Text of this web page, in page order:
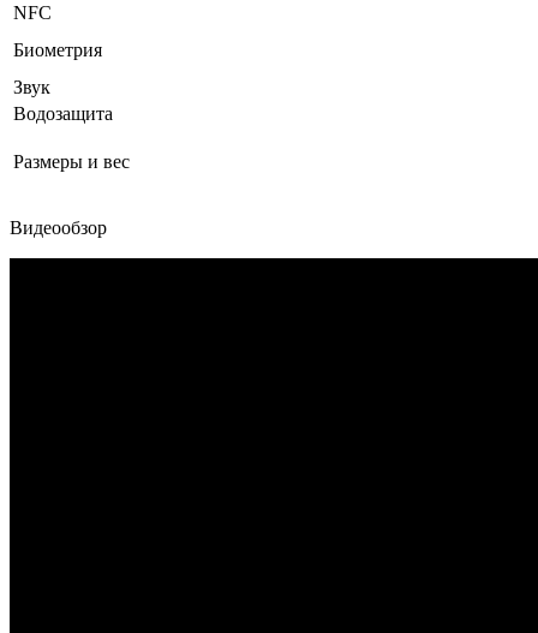
NFC
Биометрия
Звук
Водозащита
Размеры и вес
Видеообзор